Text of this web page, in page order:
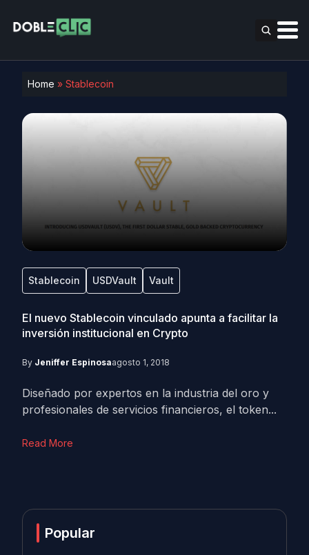
Home » Stablecoin
Stablecoin USDVault Vault
El nuevo Stablecoin vinculado apunta a facilitar la
inversión institucional en Crypto
By Jeniffer Espinosaagosto 1, 2018
Diseñado por expertos en la industria del oro y
profesionales de servicios financieros, el token...
Read More
Popular